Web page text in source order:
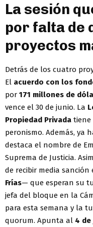
La sesión
por falta de
proyectos
Detrás de los cuatro
El acuerdo con los
por 171 millones de
vence el 30 de junio. La
Propiedad Privada tiene
peronismo. Además, ya
destaca el nombre de
Suprema de Justicia.
de recibir media
Frías— que esperan su
jefa del bloque en la
para esta semana y la
quorum. Apunta al 4 de